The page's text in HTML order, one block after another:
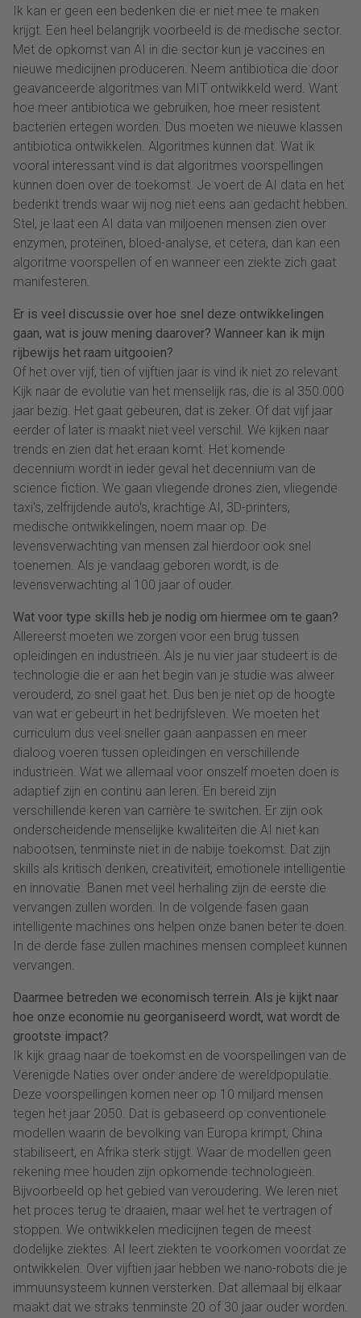
Ik kan er geen een bedenken die er niet mee te maken
krijgt. Een heel belangrijk voorbeeld is de medische sector.
Met de opkomst van AI in die sector kun je vaccines en
nieuwe medicijnen produceren. Neem antibiotica die door
geavanceerde algoritmes van MIT ontwikkeld werd. Want
hoe meer antibiotica we gebruiken, hoe meer resistent
bacteriën ertegen worden. Dus moeten we nieuwe klassen
antibiotica ontwikkelen. Algoritmes kunnen dat. Wat ik
vooral interessant vind is dat algoritmes voorspellingen
kunnen doen over de toekomst. Je voert de AI data en het
bedenkt trends waar wij nog niet eens aan gedacht hebben.
Stel, je laat een AI data van miljoenen mensen zien over
enzymen, proteïnen, bloed-analyse, et cetera, dan kan een
algoritme voorspellen of en wanneer een ziekte zich gaat
manifesteren.
Er is veel discussie over hoe snel deze ontwikkelingen
gaan, wat is jouw mening daarover? Wanneer kan ik mijn
rijbewijs het raam uitgooien?
Of het over vijf, tien of vijftien jaar is vind ik niet zo relevant.
Kijk naar de evolutie van het menselijk ras, die is al 350.000
jaar bezig. Het gaat gebeuren, dat is zeker. Of dat vijf jaar
eerder of later is maakt niet veel verschil. We kijken naar
trends en zien dat het eraan komt. Het komende
decennium wordt in ieder geval het decennium van de
science fiction. We gaan vliegende drones zien, vliegende
taxi's, zelfrijdende auto's, krachtige AI, 3D-printers,
medische ontwikkelingen, noem maar op. De
levensverwachting van mensen zal hierdoor ook snel
toenemen. Als je vandaag geboren wordt, is de
levensverwachting al 100 jaar of ouder.
Wat voor type skills heb je nodig om hiermee om te gaan?
Allereerst moeten we zorgen voor een brug tussen
opleidingen en industrieën. Als je nu vier jaar studeert is de
technologie die er aan het begin van je studie was alweer
verouderd, zo snel gaat het. Dus ben je niet op de hoogte
van wat er gebeurt in het bedrijfsleven. We moeten het
curriculum dus veel sneller gaan aanpassen en meer
dialoog voeren tussen opleidingen en verschillende
industrieën. Wat we allemaal voor onszelf moeten doen is
adaptief zijn en continu aan leren. En bereid zijn
verschillende keren van carrière te switchen. Er zijn ook
onderscheidende menselijke kwaliteiten die AI niet kan
nabootsen, tenminste niet in de nabije toekomst. Dat zijn
skills als kritisch denken, creativiteit, emotionele intelligentie
en innovatie. Banen met veel herhaling zijn de eerste die
vervangen zullen worden. In de volgende fasen gaan
intelligente machines ons helpen onze banen beter te doen.
In de derde fase zullen machines mensen compleet kunnen
vervangen.
Daarmee betreden we economisch terrein. Als je kijkt naar
hoe onze economie nu georganiseerd wordt, wat wordt de
grootste impact?
Ik kijk graag naar de toekomst en de voorspellingen van de
Verenigde Naties over onder andere de wereldpopulatie.
Deze voorspellingen komen neer op 10 miljard mensen
tegen het jaar 2050. Dat is gebaseerd op conventionele
modellen waarin de bevolking van Europa krimpt, China
stabiliseert, en Afrika sterk stijgt. Waar de modellen geen
rekening mee houden zijn opkomende technologieën.
Bijvoorbeeld op het gebied van veroudering. We leren niet
het proces terug te draaien, maar wel het te vertragen of
stoppen. We ontwikkelen medicijnen tegen de meest
dodelijke ziektes. AI leert ziekten te voorkomen voordat ze
ontwikkelen. Over vijftien jaar hebben we nano-robots die je
immuunsysteem kunnen versterken. Dat allemaal bij elkaar
maakt dat we straks tenminste 20 of 30 jaar ouder worden.